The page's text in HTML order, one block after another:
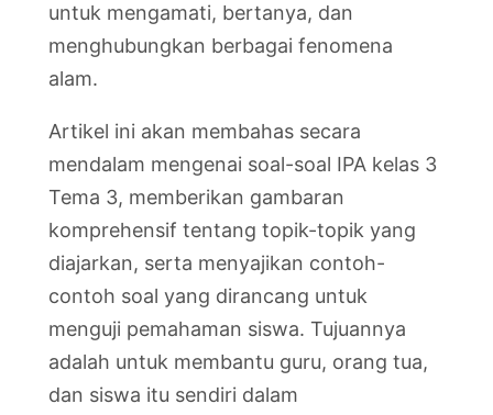
untuk mengamati, bertanya, dan
menghubungkan berbagai fenomena
alam.
Artikel ini akan membahas secara
mendalam mengenai soal-soal IPA kelas 3
Tema 3, memberikan gambaran
komprehensif tentang topik-topik yang
diajarkan, serta menyajikan contoh-
contoh soal yang dirancang untuk
menguji pemahaman siswa. Tujuannya
adalah untuk membantu guru, orang tua,
dan siswa itu sendiri dalam